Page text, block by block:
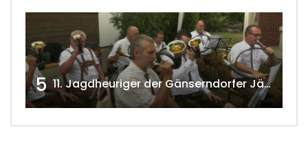
5 11. Jagdheuriger der Gänserndorfer Jäger 2020 w4tv166